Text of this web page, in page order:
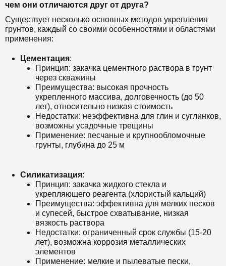
чем они отличаются друг от друга?
Существует несколько основных методов укрепления
грунтов, каждый со своими особенностями и областями
применения:
Цементация:
Принцип: закачка цементного раствора в грунт
через скважины
Преимущества: высокая прочность
укрепленного массива, долговечность (до 50
лет), относительно низкая стоимость
Недостатки: неэффективна для глин и суглинков,
возможны усадочные трещины
Применение: песчаные и крупнообломочные
грунты, глубина до 25 м
Силикатизация:
Принцип: закачка жидкого стекла и
укрепляющего реагента (хлористый кальций)
Преимущества: эффективна для мелких песков
и супесей, быстрое схватывание, низкая
вязкость раствора
Недостатки: ограниченный срок службы (15-20
лет), возможна коррозия металлических
элементов
Применение: мелкие и пылеватые пески,